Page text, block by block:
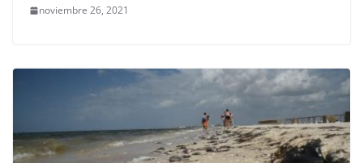
noviembre 26, 2021